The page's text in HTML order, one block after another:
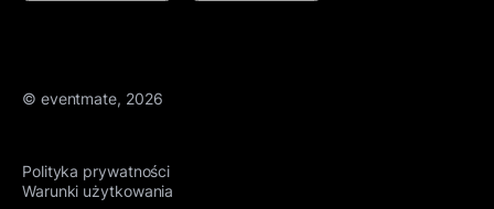
© eventmate, 2026
Polityka prywatności
Warunki użytkowania